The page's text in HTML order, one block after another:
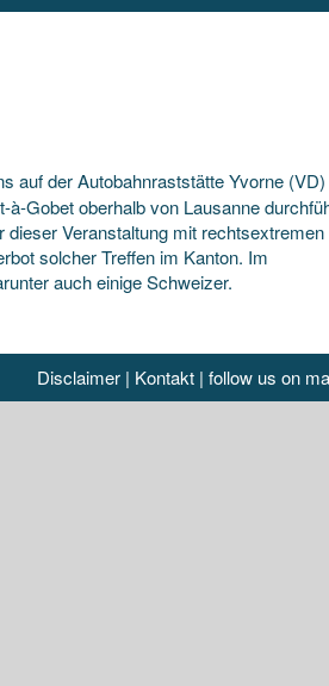
auf der Autobahnraststätte Yvorne (VD)
Gobet oberhalb von Lausanne
dieser Veranstaltung mit rechtsextremen
solcher Treffen im Kanton. Im
auch einige Schweizer.
Disclaimer| Kontakt| follow us on